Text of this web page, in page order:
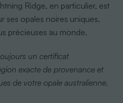
Ridge, en particulier, est
ses opales noires uniques,
précieuses au monde.
un certificat
exacte de provenance et
de votre opale australienne.